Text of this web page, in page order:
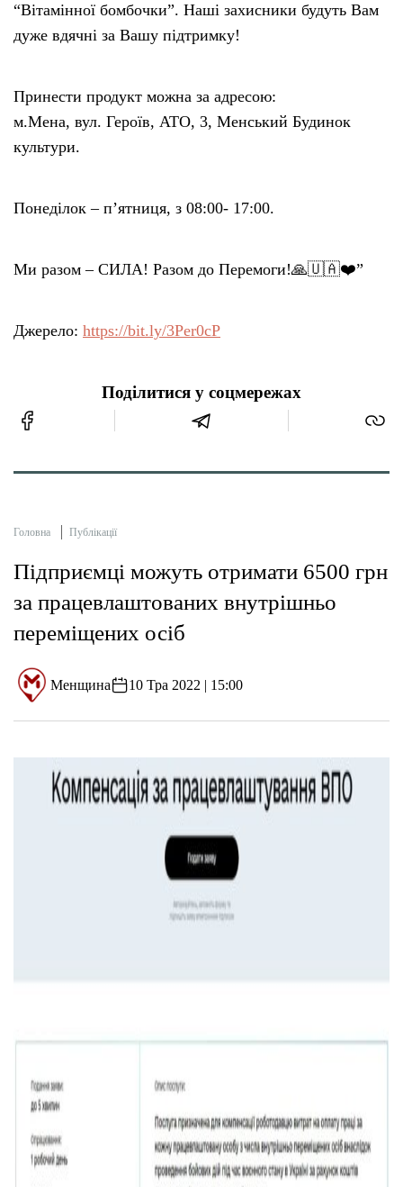
“Вітамінної бомбочки”. Наші захисники будуть Вам
дуже вдячні за Вашу підтримку!
Принести продукт можна за адресою:
м.Мена, вул. Героїв, АТО, 3, Менський Будинок
культури.
Понеділок – п’ятниця, з 08:00- 17:00.
Ми разом – СИЛА! Разом до Перемоги!🙏🇺🇦❤️”
Джерело: https://bit.ly/3Per0cP
Поділитися у соцмережах
Головна Публікації
Підприємці можуть отримати 6500 грн
за працевлаштованих внутрішньо
переміщених осіб
Менщина 10 Тра 2022 | 15:00